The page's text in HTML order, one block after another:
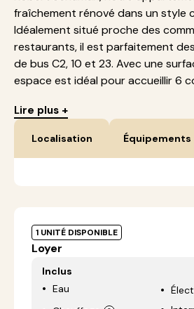
fraîchement rénové dans un style
Idéalement situé proche des
restaurants, il est parfaitement
de bus C2, 10 et 23. Avec une
espace est idéal pour accueillir 6
Lire plus +
Localisation Équipements
1 UNITÉ DISPONIBLE
Loyer
Inclus
Eau